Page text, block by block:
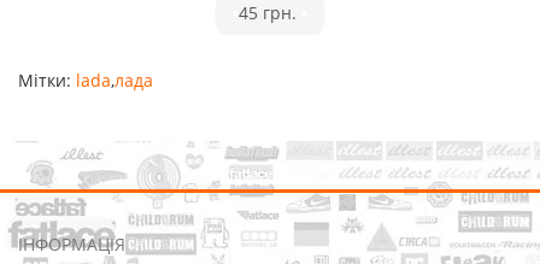
45 грн.
Мітки: lada,лада
ІНФОРМАЦІЯ